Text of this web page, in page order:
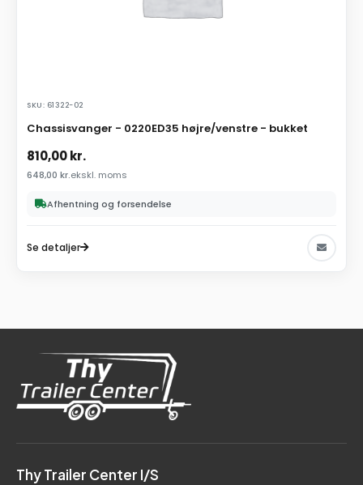
SKU: 61322-02
Chassisvanger - 0220ED35 højre/venstre - bukket
810,00kr.
648,00 kr.ekskl. moms
Afhentning og forsendelse
Se detaljer
Thy Trailer Center I/S